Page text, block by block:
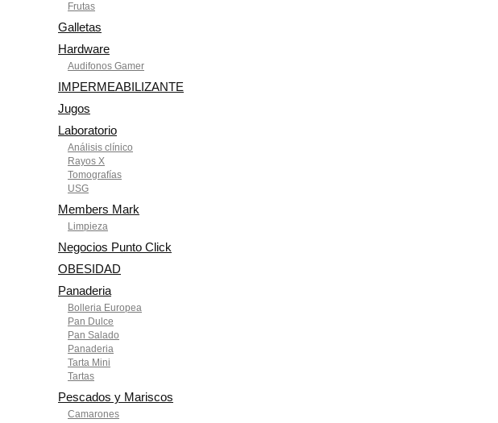
Frutas
Galletas
Hardware
Audifonos Gamer
IMPERMEABILIZANTE
Jugos
Laboratorio
Análisis clínico
Rayos X
Tomografías
USG
Members Mark
Limpieza
Negocios Punto Click
OBESIDAD
Panaderia
Bolleria Europea
Pan Dulce
Pan Salado
Panaderia
Tarta Mini
Tartas
Pescados y Mariscos
Camarones